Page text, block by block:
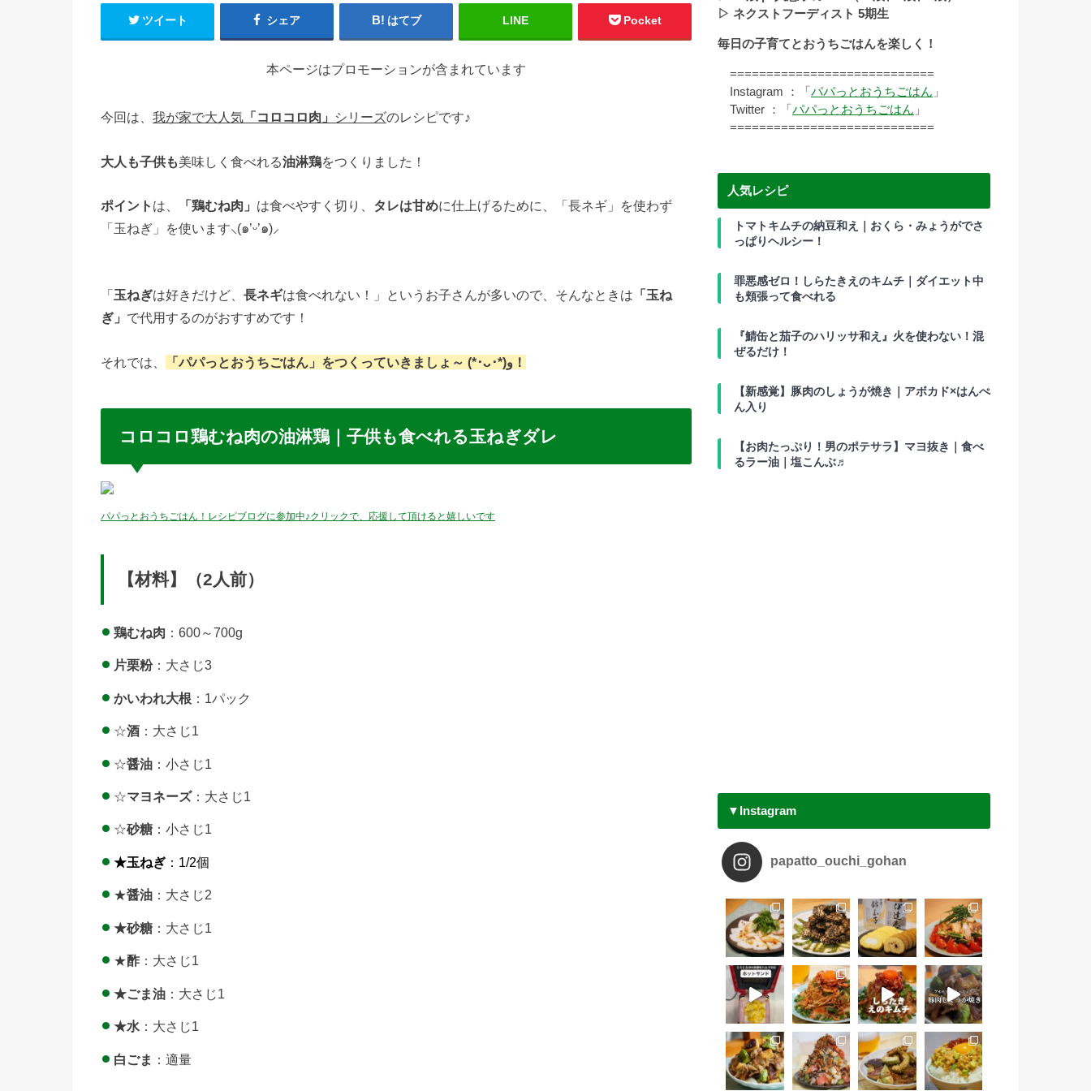
ツイート シェア はてブ LINE Pocket
本ページはプロモーションが含まれています
今回は、 我が家で大人気 「コロコロ肉」 シリーズのレシピです♪
大人も子供も美味しく食べれる油淋鶏をつくりました！
ポイント は、 「鶏むね肉」 は食べやすく切り、 タレは甘めに仕上げるために、「長ネギ」を使わず
「玉ねぎ」を使います⸜(๑’ᵕ’๑)⸝
「玉ねぎは好きだけど、 長ネギは食べれない！」というお子さんが多いので、そんなときは 「玉ね
ぎ」 で代用するのがおすすめです！
それでは、 「パパっとおうちごはん」をつくっていきましょ～ (*･ᴗ･*)و！
コロコロ鶏むね肉の油淋鶏｜子供も食べれる玉ねぎダレ
パパっとおうちごはん！レシピブログに参加中♪クリックで、応援して頂けると嬉しいです
【材料】（2人前）
鶏むね肉 ：600～700g
片栗粉：大さじ3
かいわれ大根 ：1パック
☆酒 ：大さじ1
☆醤油 ：小さじ1
☆マヨネーズ：大さじ1
☆砂糖 ：小さじ1
★玉ねぎ ：1/2個
★醤油 ：大さじ2
★砂糖 ：大さじ1
★酢：大さじ1
★ごま油 ：大さじ1
★水 ：大さじ1
白ごま ：適量
▷ ネクストフーディスト 5期生
毎日の子育てとおうちごはんを楽しく！
============================
Instagram ：「 パパっとおうちごはん 」
Twitter ：「 パパっとおうちごはん 」
============================
人気レシピ
トマトキムチの納豆和え｜おくら・みょうがでさ
っぱりヘルシー！
罪悪感ゼロ！しらたきえのキムチ｜ダイエット中
も頬張って食べれる
『鯖缶と茄子のハリッサ和え』火を使わない！混
ぜるだけ！
【新感覚】豚肉のしょうが焼き｜アボカド×はんぺ
ん入り
【お肉たっぷり！男のポテサラ】マヨ抜き｜食べ
るラー油｜塩こんぶ♬
▼Instagram
papatto_ouchi_gohan